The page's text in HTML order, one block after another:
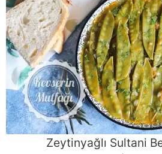
Zeytinyağlı Sultani